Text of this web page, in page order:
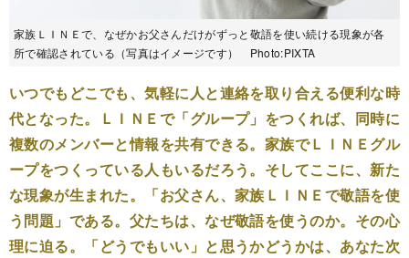
家族ＬＩＮＥで、なぜかお父さんだけがずっと敬語を使い続ける現象が各
所で確認されている（写真はイメージです） Photo:PIXTA
いつでもどこでも、気軽に人と連絡を取り合える便利な時
代となった。ＬＩＮＥで「グループ」をつくれば、同時に
複数のメンバーと情報を共有できる。家族でＬＩＮＥグル
ープをつくっている人もいるだろう。そしてここに、新た
な現象が生まれた。「お父さん、家族ＬＩＮＥで敬語を使
う問題」である。父たちは、なぜ敬語を使うのか。その心
理に迫る。「どうでもいい」と思うかどうかは、あなた次